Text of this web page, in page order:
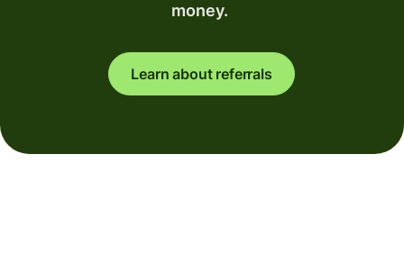
money.
Learn about referrals